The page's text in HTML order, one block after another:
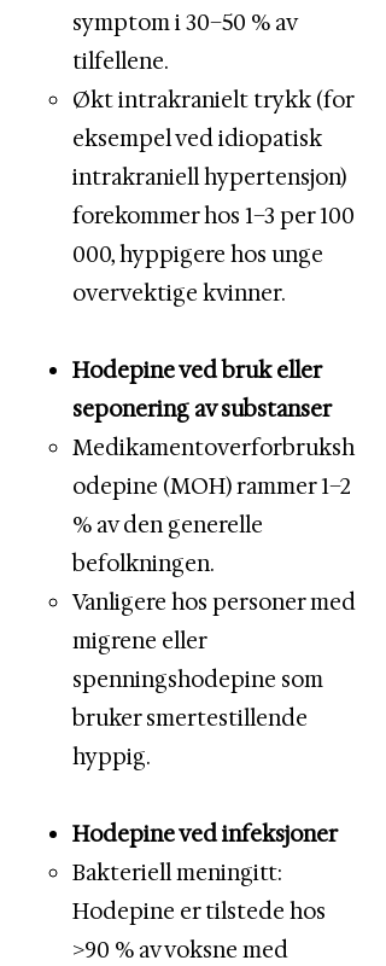
symptom i 30–50 % av
tilfellene.
Økt intrakranielt trykk (for
eksempel ved idiopatisk
intrakraniell hypertensjon)
forekommer hos 1–3 per 100
000, hyppigere hos unge
overvektige kvinner.
Hodepine ved bruk eller
seponering av substanser
Medikamentoverforbruksh
odepine (MOH) rammer 1–2
% av den generelle
befolkningen.
Vanligere hos personer med
migrene eller
spenningshodepine som
bruker smertestillende
hyppig.
Hodepine ved infeksjoner
Bakteriell meningitt:
Hodepine er tilstede hos
>90 % av voksne med